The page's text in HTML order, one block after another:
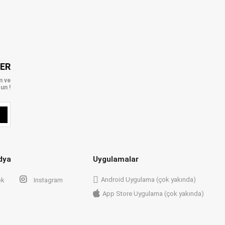
ve
!
Instagram
Uygulamalar
Android Uygulama (çok yakında)
App Store Uygulama (çok yakında)